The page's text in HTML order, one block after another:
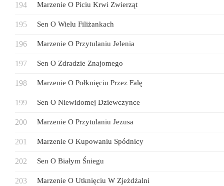
Marzenie O Piciu Krwi Zwierząt
Sen O Wielu Filiżankach
Marzenie O Przytulaniu Jelenia
Sen O Zdradzie Znajomego
Marzenie O Połknięciu Przez Falę
Sen O Niewidomej Dziewczynce
Marzenie O Przytulaniu Jezusa
Marzenie O Kupowaniu Spódnicy
Sen O Białym Śniegu
Marzenie O Utknięciu W Zjeżdżalni